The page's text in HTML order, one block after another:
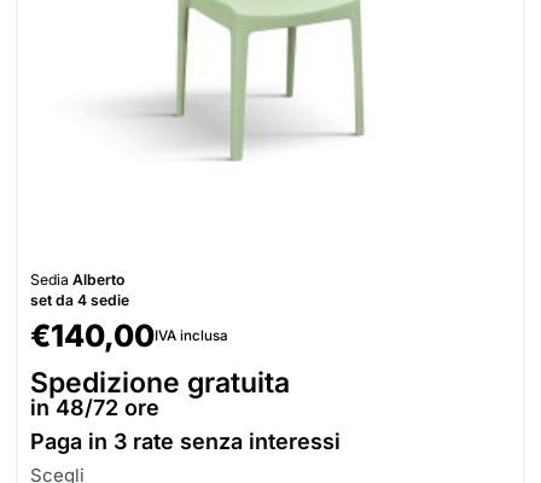
Sedia Alberto
set da 4 sedie
€140,00IVA inclusa
Spedizione gratuita
in 48/72 ore
Paga in 3 rate senza interessi
Scegli